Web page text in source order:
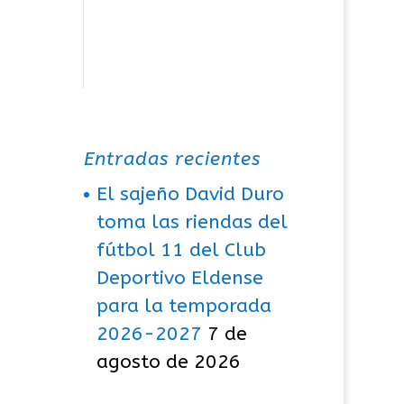
Entradas recientes
El sajeño David Duro
toma las riendas del
fútbol 11 del Club
Deportivo Eldense
para la temporada
2026-2027 7 de
agosto de 2026